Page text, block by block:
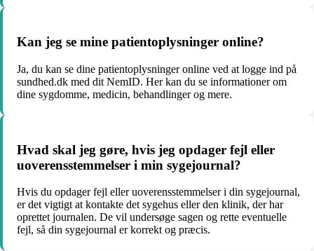
Kan jeg se mine patientoplysninger online?
Ja, du kan se dine patientoplysninger online ved at logge ind på
sundhed.dk med dit NemID. Her kan du se informationer om
dine sygdomme, medicin, behandlinger og mere.
Hvad skal jeg gøre, hvis jeg opdager fejl eller
uoverensstemmelser i min sygejournal?
Hvis du opdager fejl eller uoverensstemmelser i din sygejournal,
er det vigtigt at kontakte det sygehus eller den klinik, der har
oprettet journalen. De vil undersøge sagen og rette eventuelle
fejl, så din sygejournal er korrekt og præcis.